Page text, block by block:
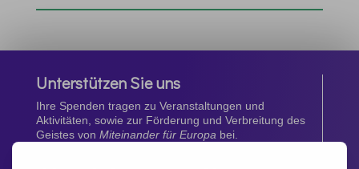
Unterstützen Sie uns
Ihre Spenden tragen zu Veranstaltungen und
Aktivitäten, sowie zur Förderung und Verbreitung des
Geistes von Miteinander für Europa bei.